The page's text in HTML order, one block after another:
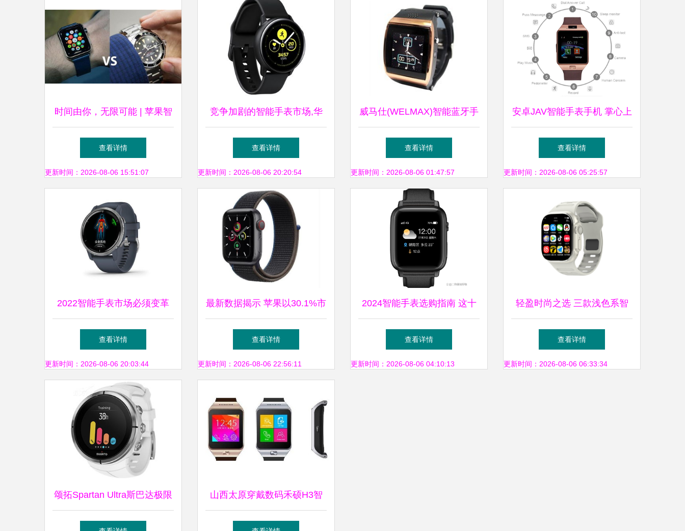
时间由你，无限可能 | 苹果智
能手表全新登场
查看详情
更新时间：2026-08-06 15:51:07
竞争加剧的智能手表市场,华
米华为三星热门产品谁会走得
更远
查看详情
更新时间：2026-08-06 20:20:54
威马仕(WELMAX)智能蓝牙手
表深度评测 蓝牙功能怎么
样？优缺点与购买建议
查看详情
更新时间：2026-08-06 01:47:57
安卓JAV智能手表手机 掌心上
的未来科技
查看详情
更新时间：2026-08-06 05:25:57
2022智能手表市场必须变革
拆解8款智能手表，揭示两大
关键信息
查看详情
更新时间：2026-08-06 20:03:44
最新数据揭示 苹果以30.1%市
场份额领跑2021年智能手表市
场
查看详情
更新时间：2026-08-06 22:56:11
2024智能手表选购指南 这十
款不容你错过的最佳推荐
查看详情
更新时间：2026-08-06 04:10:13
轻盈时尚之选 三款浅色系智
能手表推荐
查看详情
更新时间：2026-08-06 06:33:34
颂拓Spartan Ultra斯巴达极限
与Ambit拓野4对比 精钢白色
山西太原穿戴数码禾硕H3智
能手表 科技与健康的完美融